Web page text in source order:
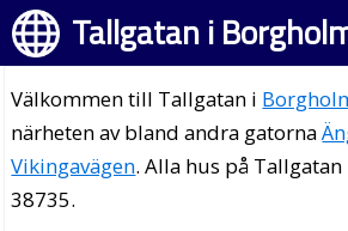
Tallgatan i
Välkommen till Tallgatan i
närheten av bland andra gatorna
Vikingavägen. Alla hus på
38735.